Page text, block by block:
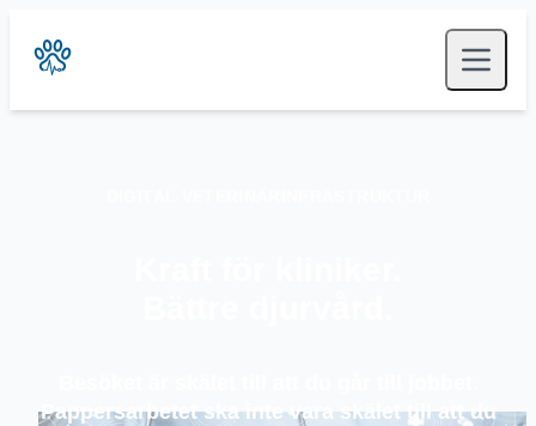
Pappersarbetet ska inte vara skälet till att du